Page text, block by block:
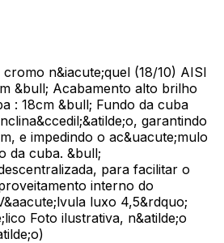
n&iacute;quel (18/10) AISI
&bull; Acabamento alto brilho
: 18cm &bull; Fundo da cuba
garantindo
e impedindo o ac&uacute;mulo
da cuba. &bull;
para facilitar o
interno do
luxo 4,5&rdquo;
Foto ilustrativa, n&atilde;o